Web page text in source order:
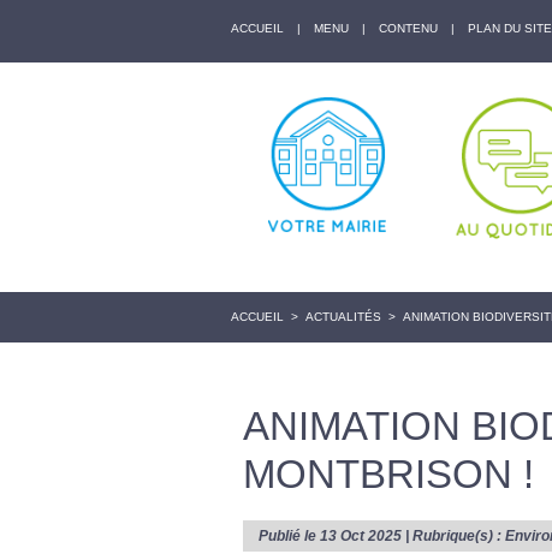
ACCUEIL | MENU | CONTENU | PLAN DU SITE
ACCUEIL > ACTUALITÉS > ANIMATION
ANIMATION
MONTBRISON !
Publié le 13 Oct 2025 | Rubrique(s) :